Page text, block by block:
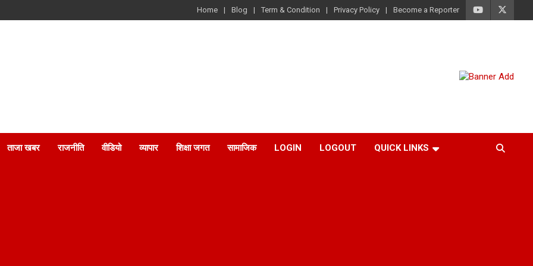
Home Blog Term & Condition Privacy Policy Become a Reporter
ताजा खबर राजनीति वीडियो व्यापार शिक्षा जगत सामाजिक LOGIN LOGOUT QUICK LINKS